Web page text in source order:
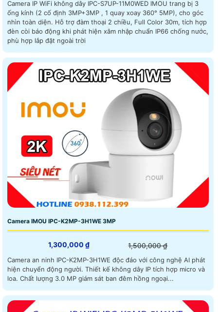
Camera IP WiFi không dây IPC-S7UP-11M0WED IMOU trang bị 3
ống kính (2 cố định 3MP+3MP , 1 quay xoay 360° 5MP), cho góc
nhìn toàn diện. Hỗ trợ đàm thoại 2 chiều, Full Color 30m, tích hợp
đèn còi báo động khi phát hiện xâm nhập chuẩn IP66 chống nước,
phù hợp lắp đặt ngoài trời
Camera IMOU IPC-K2MP-3H1WE 3MP
1,300,000 ₫ 1,500,000 ₫
Camera an ninh IPC-K2MP-3H1WE độc đáo với công nghệ AI phát
hiện chuyển động người. Thiết kế không dây IP tích hợp micro và
loa. Chất lượng 3.0 MP giám sát ban đêm hồng ngoại...